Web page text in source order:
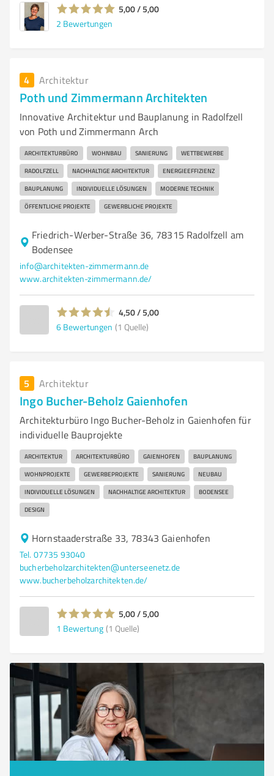
5,00 / 5,00
2 Bewertungen
4 Architektur
Poth und Zimmermann Architekten
Innovative Architektur und Bauplanung in Radolfzell
von Poth und Zimmermann Arch
ARCHITEKTURBÜRO WOHNBAU SANIERUNG WETTBEWERBE
RADOLFZELL NACHHALTIGE ARCHITEKTUR ENERGIEEFFIZIENZ
BAUPLANUNG INDIVIDUELLE LÖSUNGEN MODERNE TECHNIK
ÖFFENTLICHE PROJEKTE GEWERBLICHE PROJEKTE
Friedrich-Werber-Straße 36, 78315 Radolfzell am
Bodensee
info@architekten-zimmermann.de
www.architekten-zimmermann.de/
4,50 / 5,00
6 Bewertungen (1 Quelle)
5 Architektur
Ingo Bucher-Beholz Gaienhofen
Architekturbüro Ingo Bucher-Beholz in Gaienhofen für
individuelle Bauprojekte
ARCHITEKTUR ARCHITEKTURBÜRO GAIENHOFEN BAUPLANUNG
WOHNPROJEKTE GEWERBEPROJEKTE SANIERUNG NEUBAU
INDIVIDUELLE LÖSUNGEN NACHHALTIGE ARCHITEKTUR BODENSEE
DESIGN
Hornstaaderstraße 33, 78343 Gaienhofen
Tel. 07735 93040
bucherbeholzarchitekten@unterseenetz.de
www.bucherbeholzarchitekten.de/
5,00 / 5,00
1 Bewertung (1 Quelle)